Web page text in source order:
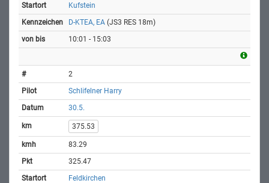
Kufstein
D-KTEA, EA (JS3 RES 18m)
10:01 - 15:03
2
Schlifelner Harry
30.5.
375.53
83.29
325.47
Feldkirchen